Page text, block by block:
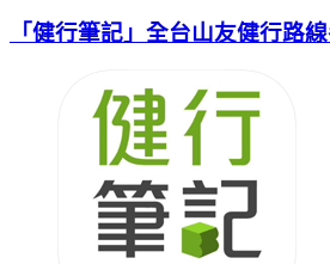
「健行筆記」全台山友健行路